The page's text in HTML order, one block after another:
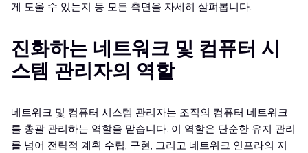
게 도울 수 있는지 등 모든 측면을 자세히 살펴봅니다.
진화하는 네트워크 및 컴퓨터 시
스템 관리자의 역할
네트워크 및 컴퓨터 시스템 관리자는 조직의 컴퓨터 네트워크
를 총괄 관리하는 역할을 맡습니다. 이 역할은 단순한 유지 관리
를 넘어 전략적 계획 수립, 구현, 그리고 네트워크 인프라의 지